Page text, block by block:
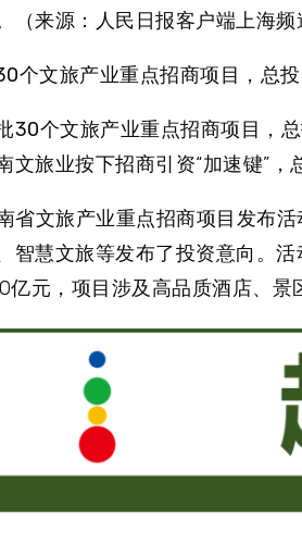
（来源：人民日报客户端上海频
个文旅产业重点招商项目，总
30个文旅产业重点招商项目，
文旅业按下招商引资“加速键”
省文旅产业重点招商项目发布
智慧文旅等发布了投资意向。
元，项目涉及高品质酒店、景